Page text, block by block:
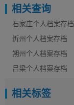
相关查询
石家庄个人档案存档
忻州个人档案存档
朔州个人档案存档
吕梁个人档案存档
相关标签